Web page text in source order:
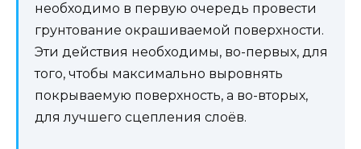
необходимо в первую очередь провести
грунтование окрашиваемой поверхности.
Эти действия необходимы, во-первых, для
того, чтобы максимально выровнять
покрываемую поверхность, а во-вторых,
для лучшего сцепления слоёв.